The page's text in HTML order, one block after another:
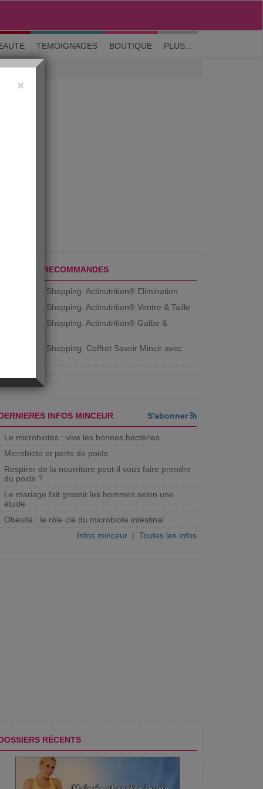
M'inscrire| Me connecter| ? Visite guidée
TEMOIGNAGES BOUTIQUE PLUS...
PRODUITS RECOMMANDES
Aujourdhui Shopping. Actinutrition® Elimination
Aujourdhui Shopping. Actinutrition® Ventre & Taille
Aujourdhui Shopping. Actinutrition® Galbe &
Aujourdhui Shopping. ​Coffret Savoir Mincir avec
INFOS MINCEUR S'abonner
Le microbiotes : vive les bonnes bactéries
Microbiote et perte de poids
Respirer de la nourriture peut-il vous faire prendre
du poids ?
Le mariage fait grossir les hommes selon une
étude
Obésité : le rôle clé du microbiote intestinal
Infos minceur | Toutes les infos
RÉCENTS
×